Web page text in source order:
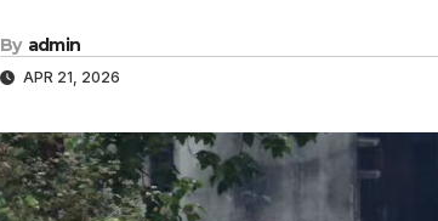
By admin
APR 21, 2026